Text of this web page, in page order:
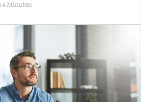
4 Minuten